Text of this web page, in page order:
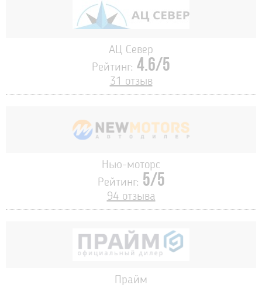
АЦ Север
Рейтинг: 4.6/5
31 отзыв
Нью-моторс
Рейтинг: 5/5
94 отзыва
Прайм